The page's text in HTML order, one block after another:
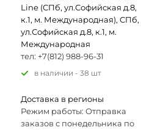
Line (СПб, ул.Софийская д.8,
к.1, м. Международная), СПб,
ул.Софийская д.8, к.1, м.
Международная
тел: +7(812) 988-96-31
В наличии - 38 шт
Доставка в регионы
Режим работы: Отправка
заказов с понедельника по